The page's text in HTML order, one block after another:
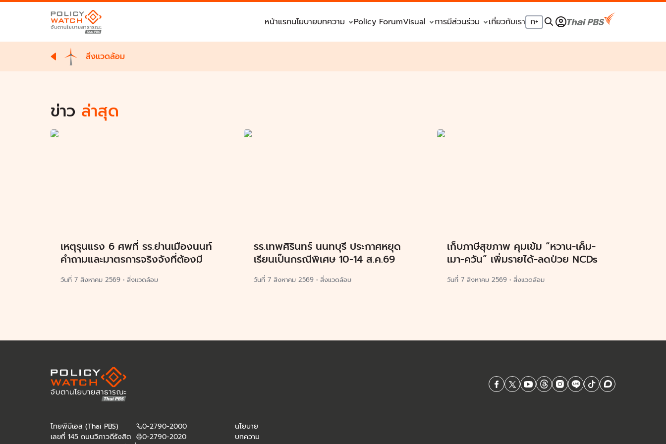
หน้าแรกนโยบายบทความ Policy ForumVisual การมีส่วนร่วม เกี่ยวกับเรา ก+
สิ่งแวดล้อม
ข่าว ล่าสุด
เหตุรุนแรง 6 ศพที่ รร.ย่านเมืองนนท์
คำถามและมาตรการจริงจังที่ต้องมี
วันที่ 7 สิงหาคม 2569 • สิ่งแวดล้อม
รร.เทพศิรินทร์ นนทบุรี ประกาศหยุด
เรียนเป็นกรณีพิเศษ 10-14 ส.ค.69
วันที่ 7 สิงหาคม 2569 • สิ่งแวดล้อม
เก็บภาษีสุขภาพ คุมเข้ม “หวาน-เค็ม-
เมา-ควัน” เพิ่มรายได้-ลดป่วย NCDs
วันที่ 7 สิงหาคม 2569 • สิ่งแวดล้อม
ไทยพีบีเอส (Thai PBS)
เลขที่ 145 ถนนวิภาวดีรังสิต
0-2790-2000
0-2790-2020
นโยบาย
บทความ